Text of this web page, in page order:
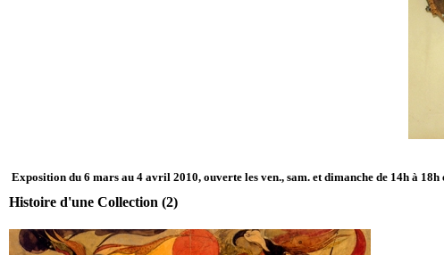
Exposition du 6 mars au 4 avril 2010, ouverte les ven., sam. et dimanche de 14h à
Histoire d'une Collection (2)